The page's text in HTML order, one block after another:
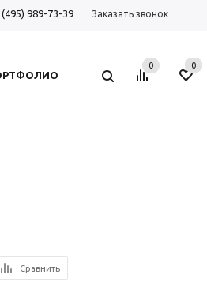
(495) 989-73-39 Заказать звонок
0 0
Сравнить